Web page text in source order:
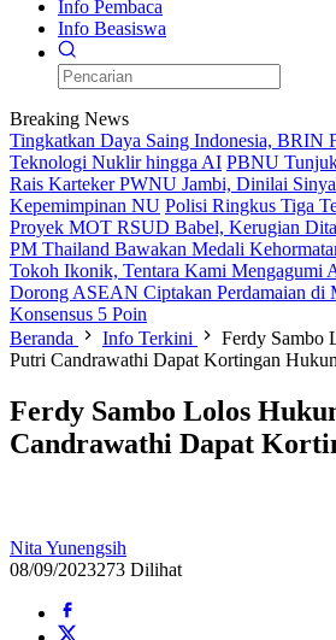
Info Pembaca
Info Beasiswa
Breaking News
Tingkatkan Daya Saing Indonesia, BRIN
Teknologi Nuklir hingga AI PBNU
Rais Karteker PWNU Jambi, Dinilai
Kepemimpinan NU Polisi Ringkus Tiga
Proyek MOT RSUD Babel, Kerugian
PM Thailand Bawakan Medali
Tokoh Ikonik, Tentara Kami Mengagumi
Dorong ASEAN Ciptakan Perdamaian di
Konsensus 5 Poin
Beranda
Info Terkini
Ferdy Sambo
Putri Candrawathi Dapat Kortingan
Ferdy Sambo Lolos
Candrawathi Dapat
Nita Yunengsih
08/09/2023273 Dilihat